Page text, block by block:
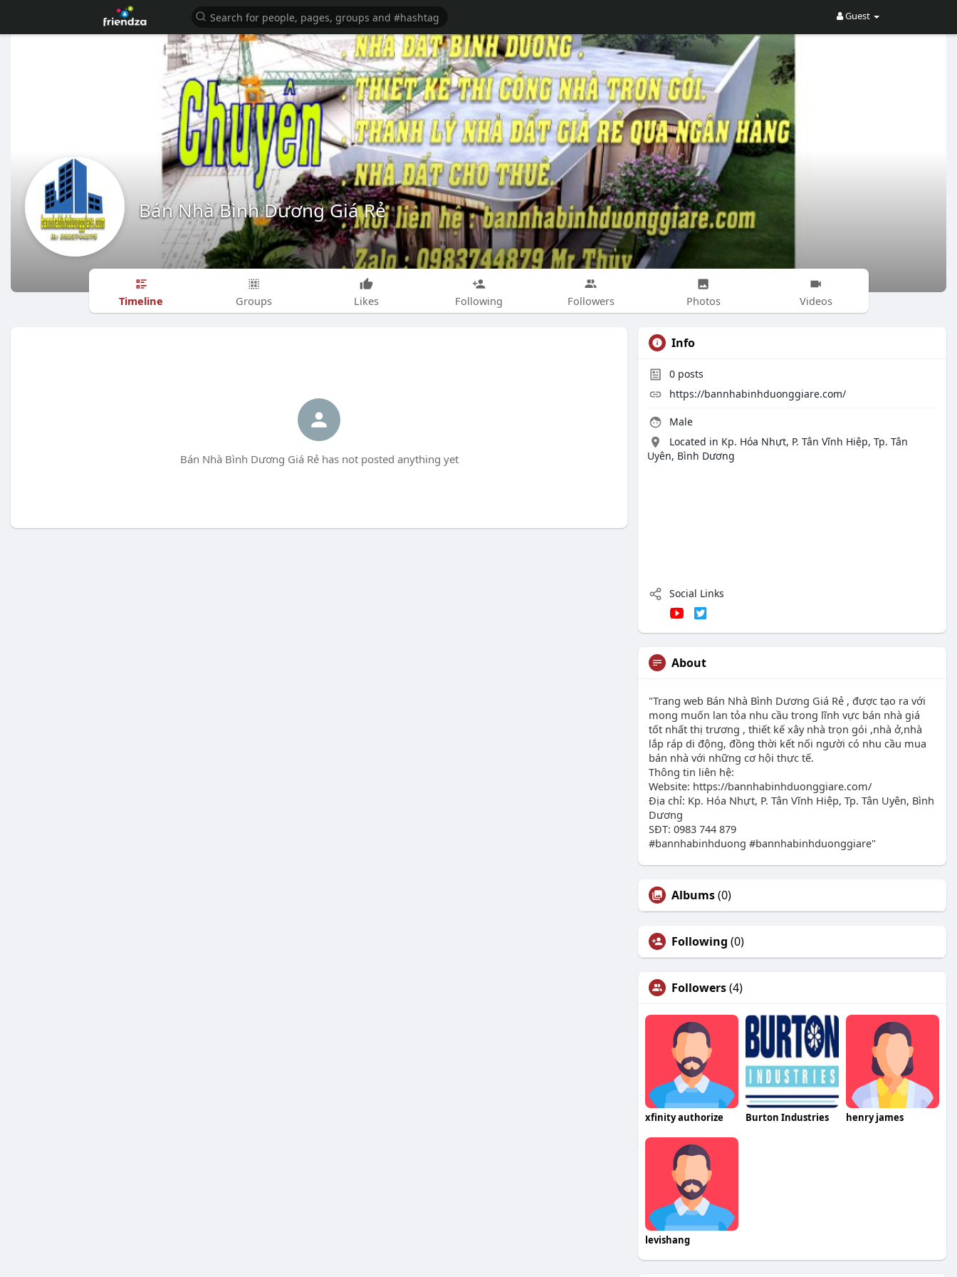
Guest
Bán Nhà Bình Dương Giá Rẻ
Timeline Groups Likes Following Followers Photos Videos
Bán Nhà Bình Dương Giá Rẻ has not posted anything yet
Info
0 posts
https://bannhabinhduonggiare.com/
Male
Located in Kp. Hóa Nhựt, P. Tân Vĩnh Hiệp, Tp. Tân
Uyên, Bình Dương
Social Links
About
"Trang web Bán Nhà Bình Dương Giá Rẻ , được tạo ra với
mong muốn lan tỏa nhu cầu trong lĩnh vực bán nhà giá
tốt nhất thị trương , thiết kế xây nhà trọn gói ,nhà ở,nhà
lắp ráp di động, đồng thời kết nối người có nhu cầu mua
bán nhà với những cơ hội thực tế.
Thông tin liên hệ:
Website: https://bannhabinhduonggiare.com/
Địa chỉ: Kp. Hóa Nhựt, P. Tân Vĩnh Hiệp, Tp. Tân Uyên, Bình
Dương
SĐT: 0983 744 879
#bannhabinhduong #bannhabinhduonggiare"
Albums(0)
Following (0)
Followers(4)
xfinity authorize Burton Industries henry james
levishang